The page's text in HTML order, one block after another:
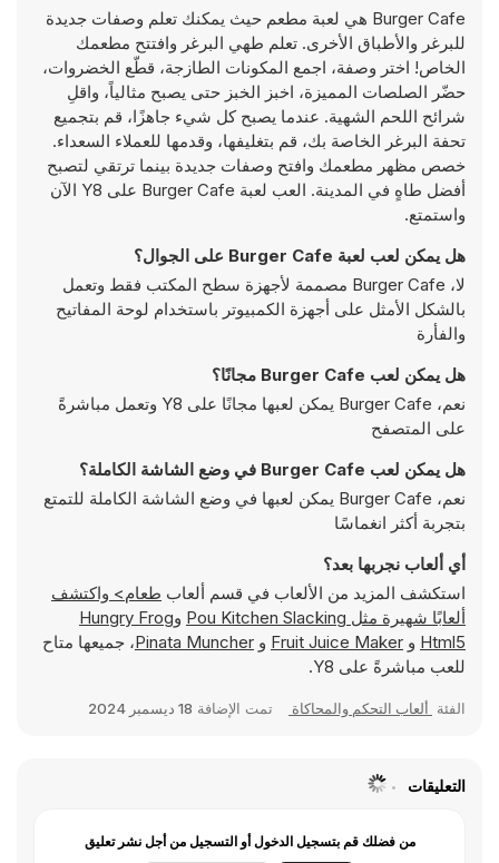
Burger Cafe هي لعبة مطعم حيث يمكنك تعلم وصفات جديدة
للبرغر والأطباق الأخرى. تعلم طهي البرغر وافتتح مطعمك
الخاص! اختر وصفة، اجمع المكونات الطازجة، قطّع الخضروات،
حضّر الصلصات المميزة، اخبز الخبز حتى يصبح مثالياً، واقلِ
شرائح اللحم الشهية. عندما يصبح كل شيء جاهزًا، قم بتجميع
تحفة البرغر الخاصة بك، قم بتغليفها، وقدمها للعملاء السعداء.
خصص مظهر مطعمك وافتح وصفات جديدة بينما ترتقي لتصبح
أفضل طاهٍ في المدينة. العب لعبة Burger Cafe على Y8 الآن
واستمتع.
هل يمكن لعب لعبة Burger Cafe على الجوال؟
لا، Burger Cafe مصممة لأجهزة سطح المكتب فقط وتعمل
بالشكل الأمثل على أجهزة الكمبيوتر باستخدام لوحة المفاتيح
والفأرة
هل يمكن لعب Burger Cafe مجانًا؟
نعم، Burger Cafe يمكن لعبها مجانًا على Y8 وتعمل مباشرةً
على المتصفح
هل يمكن لعب Burger Cafe في وضع الشاشة الكاملة؟
نعم، Burger Cafe يمكن لعبها في وضع الشاشة الكاملة للتمتع
بتجربة أكثر انغماسًا
أي ألعاب نجربها بعد؟
استكشف المزيد من الألعاب في قسم ألعاب
طعام> واكتشف
ألعابًا شهيرة مثل Pou Kitchen Slacking وHungry Frog
Html5 و Fruit Juice Maker و Pinata Muncher، جميعها متاح
للعب مباشرةً على Y8.
الفئة ألعاب التحكم والمحاكاة تمت الإضافة 18 ديسمبر 2024
التعليقات
من فضلك قم بتسجيل الدخول أو التسجيل من أجل نشر تعليق